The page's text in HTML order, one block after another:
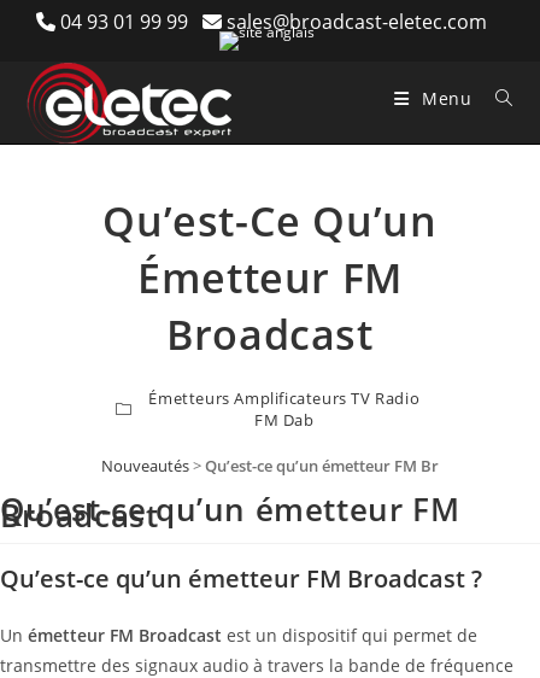
content
04 93 01 99 99 sales@broadcast-eletec.com
Menu
Qu’est-Ce Qu’un
Émetteur FM
Broadcast
Émetteurs Amplificateurs TV Radio
FM Dab
Nouveautés>Qu’est-ce qu’un émetteur FM Broadcast
Qu’est-ce qu’un émetteur FM
Broadcast
Qu’est-ce qu’un émetteur FM Broadcast ?
Un émetteur FM Broadcast est un dispositif qui permet de
transmettre des signaux audio à travers la bande de fréquence